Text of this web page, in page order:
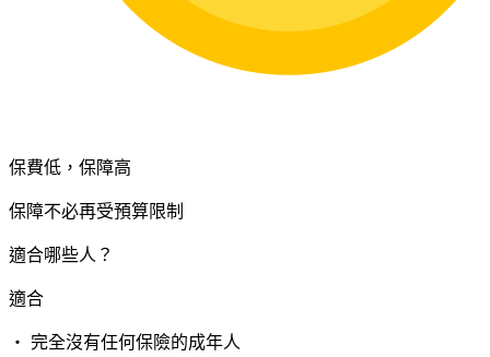
保費低，保障高
保障不必再受預算限制
適合哪些人？
適合
・ 完全沒有任何保險的成年人